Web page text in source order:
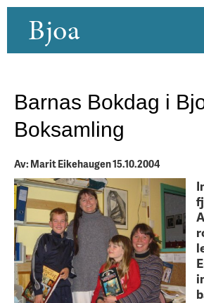
Bjoa
Barnas Bokdag i
Boksamling
Av: Marit Eikehaugen 15.10.2004